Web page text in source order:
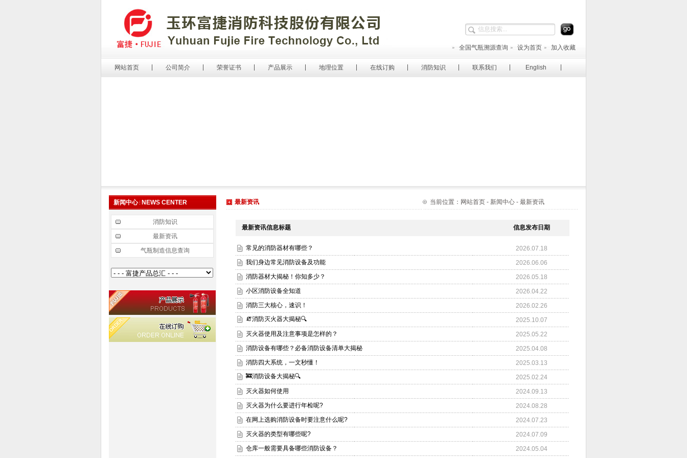
全国气瓶溯源查询 设为首页 加入收藏
网站首页 公司简介 荣誉证书 产品展示 地理位置 在线订购 消防知识 联系我们 English
新闻中心 NEWS CENTER
消防知识
最新资讯
气瓶制造信息查询
最新资讯 当前位置：网站首页 - 新闻中心 - 最新资讯
最新资讯信息标题 信息发布日期
常见的消防器材有哪些？
2026.07.18
我们身边常见消防设备及功能
2026.06.06
消防器材大揭秘！你知多少？
2026.05.18
小区消防设备全知道
2026.04.22
消防三大核心，速识！
2026.02.26
🧯消防灭火器大揭秘🔍
2025.10.07
灭火器使用及注意事项是怎样的？
2025.05.22
消防设备有哪些？必备消防设备清单大揭秘
2025.04.08
消防四大系统，一文秒懂！
2025.03.13
🚒消防设备大揭秘🔍
2025.02.24
灭火器如何使用
2024.09.13
灭火器为什么要进行年检呢?
2024.08.28
在网上选购消防设备时要注意什么呢?
2024.07.23
灭火器的类型有哪些呢?
2024.07.09
仓库一般需要具备哪些消防设备？
2024.05.04